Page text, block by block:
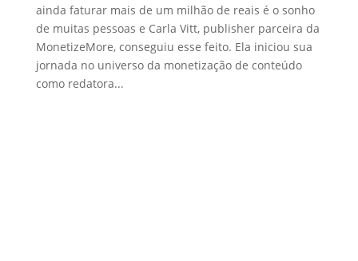
ainda faturar mais de um milhão de reais é o sonho
de muitas pessoas e Carla Vitt, publisher parceira da
MonetizeMore, conseguiu esse feito. Ela iniciou sua
jornada no universo da monetização de conteúdo
como redatora...